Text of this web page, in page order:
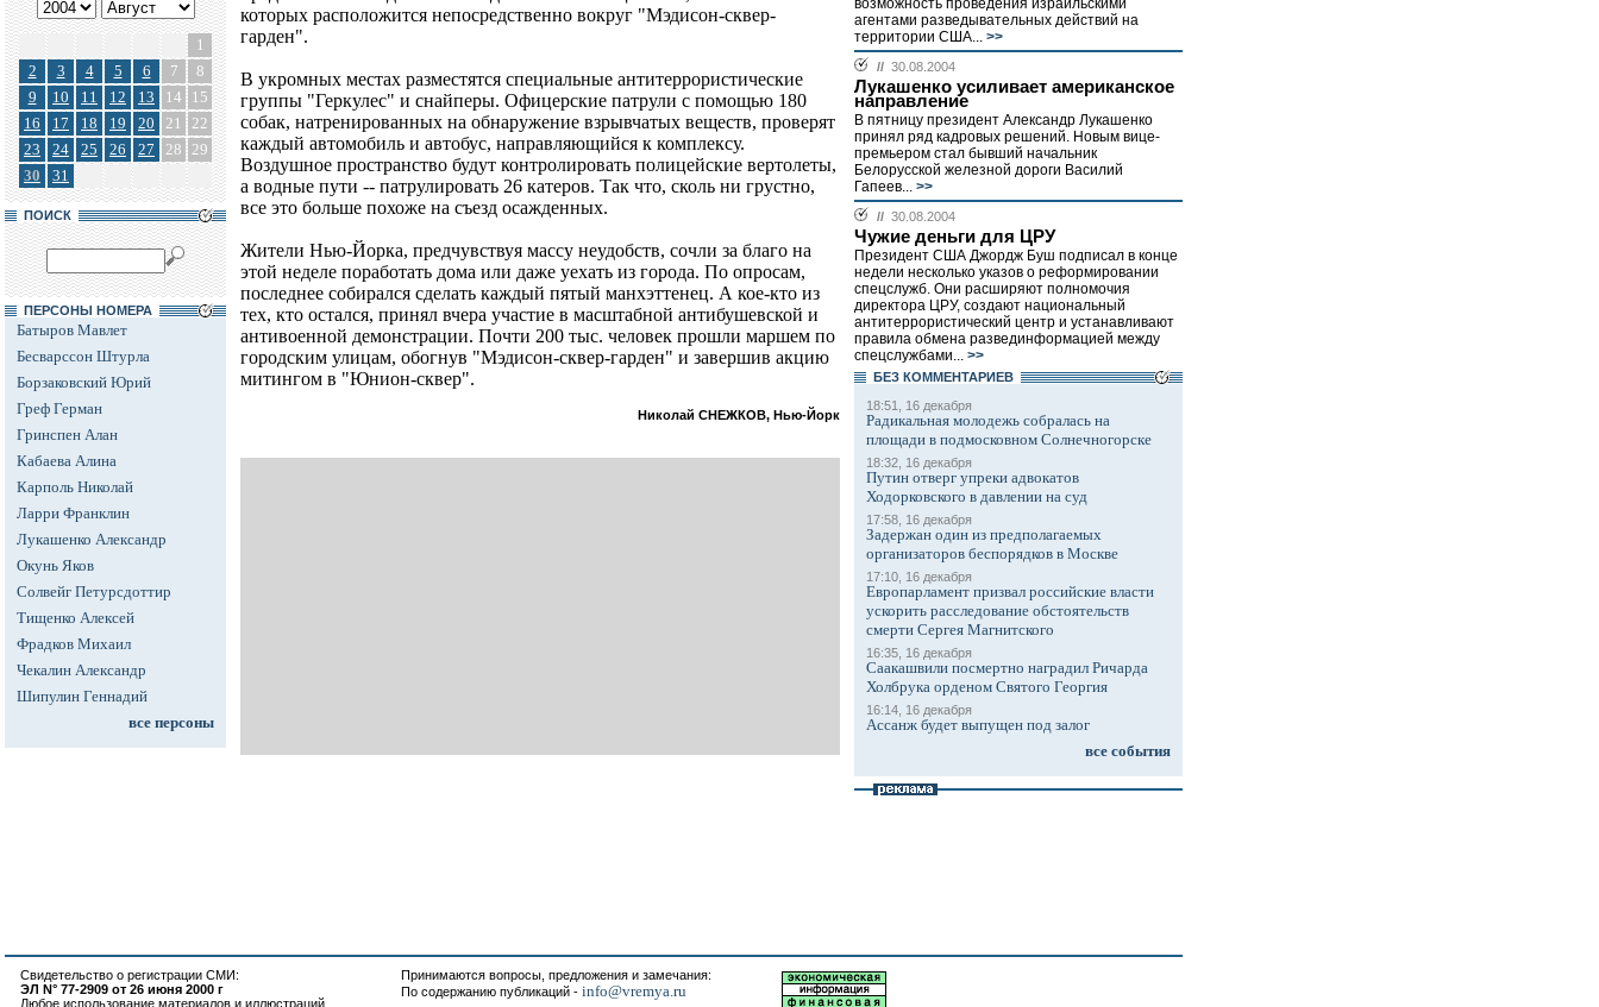
1
2
3 4 5 6 7
8
9
10 11 12 13 14
15
16
17 18 19 20 21
22
23
24 25 26 27 28 29
30
31
ПОИСК
ПЕРСОНЫ НОМЕРА
Батыров Мавлет
Бесварссон Штурла
Борзаковский Юрий
Греф Герман
Гринспен Алан
Кабаева Алина
Карполь Николай
Ларри Франклин
Лукашенко Александр
Окунь Яков
Солвейг Петурсдоттир
Тищенко Алексей
Фрадков Михаил
Чекалин Александр
Шипулин Геннадий
все персоны
которых расположится непосредственно вокруг "Мэдисон-сквер-
гарден".
В укромных местах разместятся специальные антитеррористические
группы "Геркулес" и снайперы. Офицерские патрули с помощью 180
собак, натренированных на обнаружение взрывчатых веществ, проверят
каждый автомобиль и автобус, направляющийся к комплексу.
Воздушное пространство будут контролировать полицейские вертолеты,
а водные пути -- патрулировать 26 катеров. Так что, сколь ни грустно,
все это больше похоже на съезд осажденных.
Жители Нью-Йорка, предчувствуя массу неудобств, сочли за благо на
этой неделе поработать дома или даже уехать из города. По опросам,
последнее собирался сделать каждый пятый манхэттенец. А кое-кто из
тех, кто остался, принял вчера участие в масштабной антибушевской и
антивоенной демонстрации. Почти 200 тыс. человек прошли маршем по
городским улицам, обогнув "Мэдисон-сквер-гарден" и завершив акцию
митингом в "Юнион-сквер".
Николай СНЕЖКОВ, Нью-Йорк
возможность проведения израильскими
агентами разведывательных действий на
территории США... >>
// 30.08.2004
Лукашенко усиливает американское
направление
В пятницу президент Александр Лукашенко
принял ряд кадровых решений. Новым вице-
премьером стал бывший начальник
Белорусской железной дороги Василий
Гапеев... >>
// 30.08.2004
Чужие деньги для ЦРУ
Президент США Джордж Буш подписал в конце
недели несколько указов о реформировании
спецслужб. Они расширяют полномочия
директора ЦРУ, создают национальный
антитеррористический центр и устанавливают
правила обмена развединформацией между
спецслужбами... >>
БЕЗ КОМMЕНТАРИЕВ
18:51, 16 декабря
Радикальная молодежь собралась на
площади в подмосковном Солнечногорске
18:32, 16 декабря
Путин отверг упреки адвокатов
Ходорковского в давлении на суд
17:58, 16 декабря
Задержан один из предполагаемых
организаторов беспорядков в Москве
17:10, 16 декабря
Европарламент призвал российские власти
ускорить расследование обстоятельств
смерти Сергея Магнитского
16:35, 16 декабря
Саакашвили посмертно наградил Ричарда
Холбрука орденом Святого Георгия
16:14, 16 декабря
Ассанж будет выпущен под залог
все события
Свидетельство о регистрации СМИ:
ЭЛ N° 77-2909 от 26 июня 2000 г
Любое использование материалов и иллюстраций
Принимаются вопросы, предложения и замечания:
По содержанию публикаций - info@vremya.ru